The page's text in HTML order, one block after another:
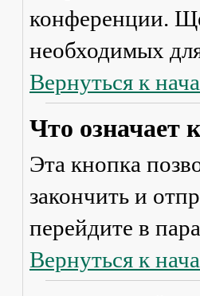
конференции.
необходимых
Вернуться к
Что означает
Эта кнопка
закончить и
перейдите в
Вернуться к